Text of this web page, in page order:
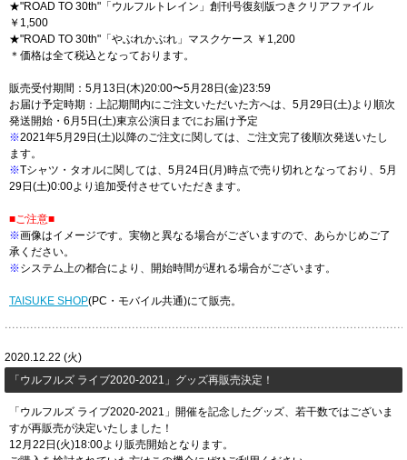
★"ROAD TO 30th"「ウルフルトレイン」創刊号復刻版つきクリアファイル
￥1,500
★"ROAD TO 30th"「やぶれかぶれ」マスクケース ￥1,200
＊価格は全て税込となっております。
販売受付期間：5月13日(木)20:00〜5月28日(金)23:59
お届け予定時期：上記期間内にご注文いただいた方へは、5月29日(土)より順次
発送開始・6月5日(土)東京公演日までにお届け予定
※2021年5月29日(土)以降のご注文に関しては、ご注文完了後順次発送いたし
ます。
※Tシャツ・タオルに関しては、5月24日(月)時点で売り切れとなっており、5月
29日(土)0:00より追加受付させていただきます。
■ご注意■
※画像はイメージです。実物と異なる場合がございますので、あらかじめご了
承ください。
※システム上の都合により、開始時間が遅れる場合がございます。
TAISUKE SHOP(PC・モバイル共通)にて販売。
2020.12.22 (火)
「ウルフルズ ライブ2020-2021」グッズ再販売決定！
「ウルフルズ ライブ2020-2021」開催を記念したグッズ、若干数ではございま
すが再販売が決定いたしました！
12月22日(火)18:00より販売開始となります。